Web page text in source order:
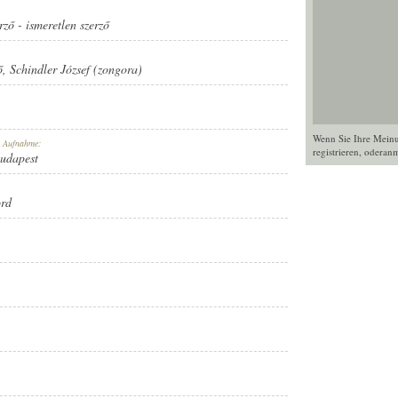
Wenn Sie Ihre
registrieren, oder
- ismeretlen szerző
, Schindler József (zongora)